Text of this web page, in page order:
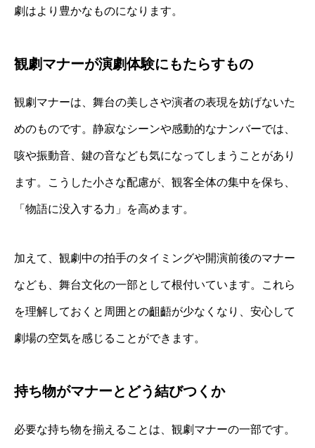
劇はより豊かなものになります。
観劇マナーが演劇体験にもたらすもの
観劇マナーは、舞台の美しさや演者の表現を妨げないた
めのものです。静寂なシーンや感動的なナンバーでは、
咳や振動音、鍵の音なども気になってしまうことがあり
ます。こうした小さな配慮が、観客全体の集中を保ち、
「物語に没入する力」を高めます。
加えて、観劇中の拍手のタイミングや開演前後のマナー
なども、舞台文化の一部として根付いています。これら
を理解しておくと周囲との齟齬が少なくなり、安心して
劇場の空気を感じることができます。
持ち物がマナーとどう結びつくか
必要な持ち物を揃えることは、観劇マナーの一部です。